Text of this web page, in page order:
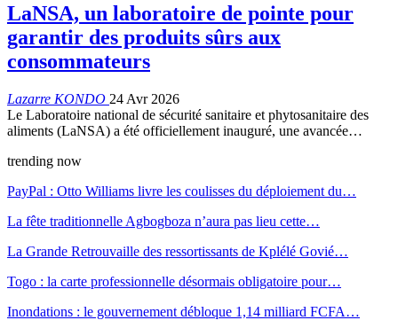
LaNSA, un laboratoire de pointe pour
garantir des produits sûrs aux
consommateurs
Lazarre KONDO 24 Avr 2026
Le Laboratoire national de sécurité sanitaire et phytosanitaire des
aliments (LaNSA) a été officiellement inauguré, une avancée…
trending now
PayPal : Otto Williams livre les coulisses du déploiement du…
La fête traditionnelle Agbogboza n’aura pas lieu cette…
La Grande Retrouvaille des ressortissants de Kplélé Govié…
Togo : la carte professionnelle désormais obligatoire pour…
Inondations : le gouvernement débloque 1,14 milliard FCFA…